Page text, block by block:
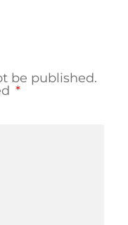
be published.
*